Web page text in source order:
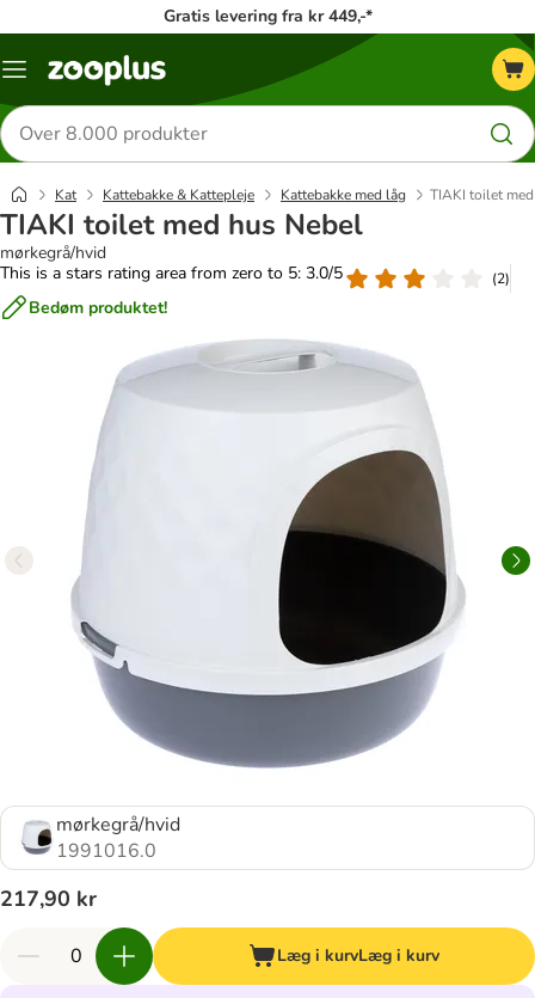
Gratis levering fra kr 449,-*
Menu
Søg
efter
produkter
Kat Kattebakke & Kattepleje Kattebakke med låg TIAKI toilet
TIAKI toilet med hus Nebel
mørkegrå/hvid
This is a stars rating area from zero to 5: 3.0/5
(2)
Bedøm produktet!
mørkegrå/hvid
1991016.0
217,90 kr
Læg i kurvLæg i kurv